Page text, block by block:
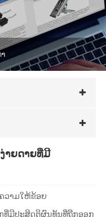
າຍດາຍທີ່ມີ
ວາມໃຫ້ຂ້ອຍ
ທີ່ມີປະສິດຕິຜົນທັນທີ່ຖືກອອກ